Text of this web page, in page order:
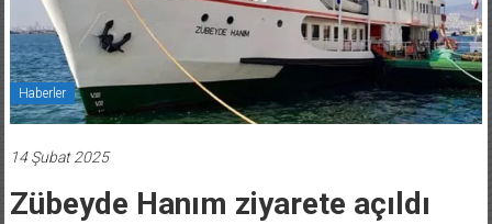
Haberler
14 Şubat 2025
Zübeyde Hanım ziyarete açıldı